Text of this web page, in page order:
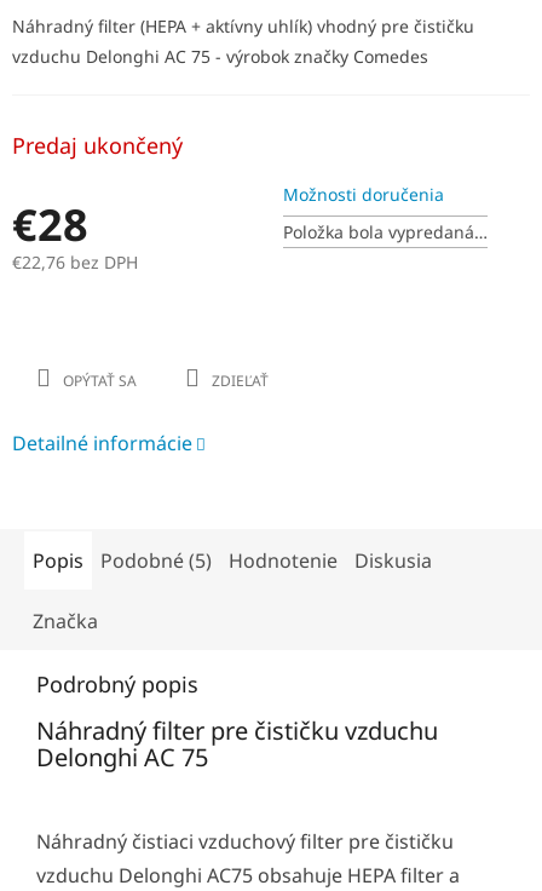
€28
€22,76 bez DPH
Predaj ukončený
Možnosti doručenia
Položka bola vypredaná…
Náhradný filter (HEPA + aktívny uhlík) vhodný pre čističku
vzduchu Delonghi AC 75 - výrobok značky Comedes
Detailné informácie
OPÝTAŤ SA ZDIEĽAŤ
Popis Podobné (5) Hodnotenie Diskusia
Značka
Podrobný popis
Náhradný filter pre čističku vzduchu
Delonghi AC 75
Náhradný čistiaci vzduchový filter pre čističku
vzduchu Delonghi AC75 obsahuje HEPA filter a